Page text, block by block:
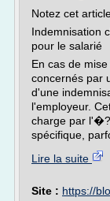
Notez cet
Indemnisation
pour le salarié
En cas de
concernés par
d'une
l'employeur.
charge par
spécifique,
Lire la suite
Site : https://